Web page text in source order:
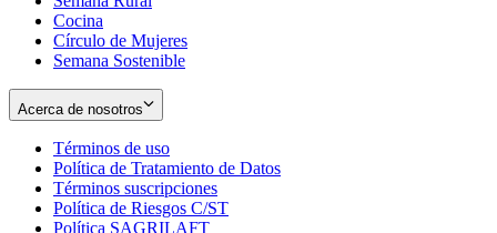
Cocina
Círculo de Mujeres
Semana Sostenible
Acerca de nosotros
Términos de uso
in
new
window
Política de Tratamiento de Datos
Términos suscripciones
in
Política de Riesgos C/ST
Política SAGRILAFT